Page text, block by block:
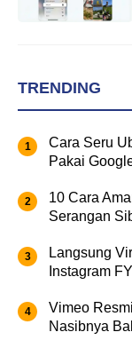
TRENDING
Cara Seru
Pakai
10 Cara
Serangan
Langsung
Instagram
Vimeo
Nasibnya